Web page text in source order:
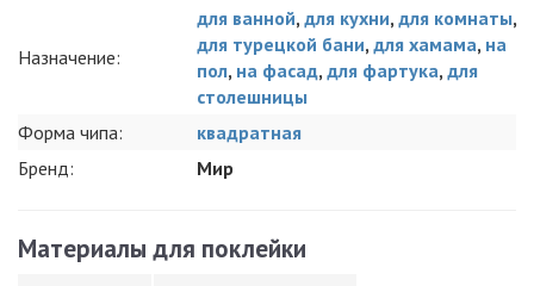
Назначение:
для ванной, для кухни, для комнаты,
для турецкой бани, для хамама, на
пол, на фасад, для фартука, для
столешницы
Форма чипа:
квадратная
Бренд:
Мир
Материалы для поклейки